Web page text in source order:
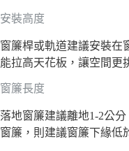
安裝高度
窗簾桿或軌道建議安裝在
能拉高天花板，讓空間更
窗簾長度
落地窗簾建議離地1-2公
窗簾，則建議窗簾下緣低